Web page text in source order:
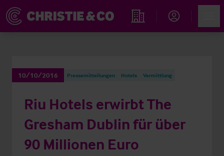
Immobiliensuche
10/10/2016 Pressemitteilungen Hotels Vermittlung
Riu Hotels erwirbt The
Gresham Dublin für über
90 Millionen Euro